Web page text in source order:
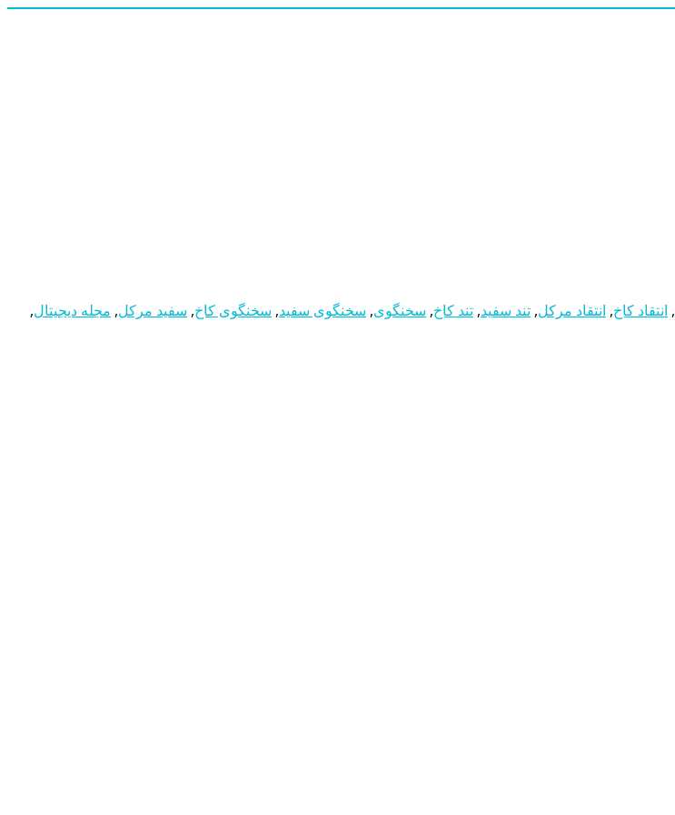
, انتقاد کاخ, انتقاد مرکل, تند سفید, تند کاخ, سخنگوی, سخنگوی سفید, سخنگوی کاخ, سفید مرکل, مجله دیجیتال,